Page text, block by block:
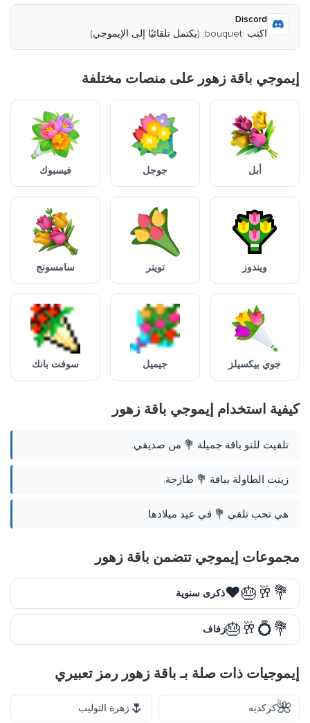
Discord
اكتب :bouquet: (يكتمل تلقائيًا إلى الإيموجي)
إيموجي باقة زهور على منصات مختلفة
أبل جوجل فيسبوك
ويندوز تويتر سامسونج
جوي بيكسيلز جيميل سوفت بانك
كيفية استخدام إيموجي باقة زهور
تلقيت للتو باقة جميلة 💐 من صديقي.
زينت الطاولة بباقة 💐 طازجة.
هي تحب تلقي 💐 في عيد ميلادها.
مجموعات إيموجي تتضمن باقة زهور
💐🥂🎂❤️ذكرى سنوية
💐💍🥂🎂زفاف
إيموجيات ذات صلة بـ باقة زهور رمز تعبيري
🌺كركديه 🌷 زهرة التوليب